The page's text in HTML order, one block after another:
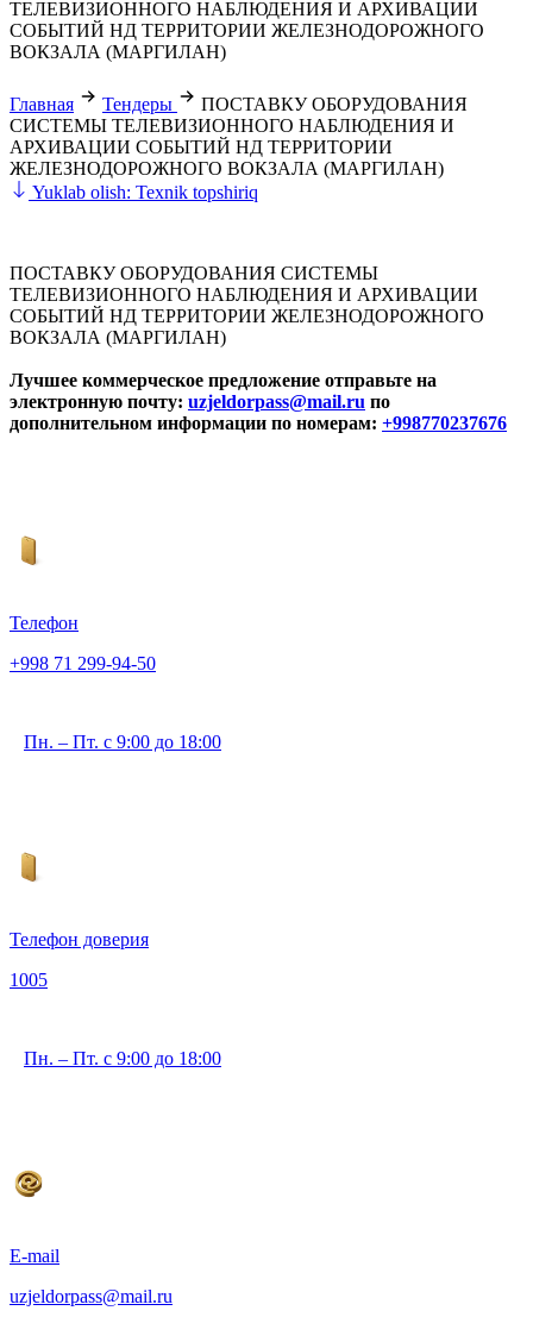
ТЕЛЕВИЗИОННОГО НАБЛЮДЕНИЯ И АРХИВАЦИИ
СОБЫТИЙ НД ТЕРРИТОРИИ ЖЕЛЕЗНОДОРОЖНОГО
ВОКЗАЛА (МАРГИЛАН)
Главная Тендеры
ПОСТАВКУ ОБОРУДОВАНИЯ
СИСТЕМЫ ТЕЛЕВИЗИОННОГО НАБЛЮДЕНИЯ И
АРХИВАЦИИ СОБЫТИЙ НД ТЕРРИТОРИИ
ЖЕЛЕЗНОДОРОЖНОГО ВОКЗАЛА (МАРГИЛАН)
Yuklab olish: Texnik topshiriq
ПОСТАВКУ ОБОРУДОВАНИЯ СИСТЕМЫ
ТЕЛЕВИЗИОННОГО НАБЛЮДЕНИЯ И АРХИВАЦИИ
СОБЫТИЙ НД ТЕРРИТОРИИ ЖЕЛЕЗНОДОРОЖНОГО
ВОКЗАЛА (МАРГИЛАН)
Лучшее коммерческое предложение отправьте на
электронную почту: uzjeldorpass@mail.ru по
дополнительном информации по номерам: +998770237676
Телефон
+998 71 299-94-50
Пн. – Пт. с 9:00 до 18:00
Телефон доверия
1005
Пн. – Пт. с 9:00 до 18:00
E-mail
uzjeldorpass@mail.ru